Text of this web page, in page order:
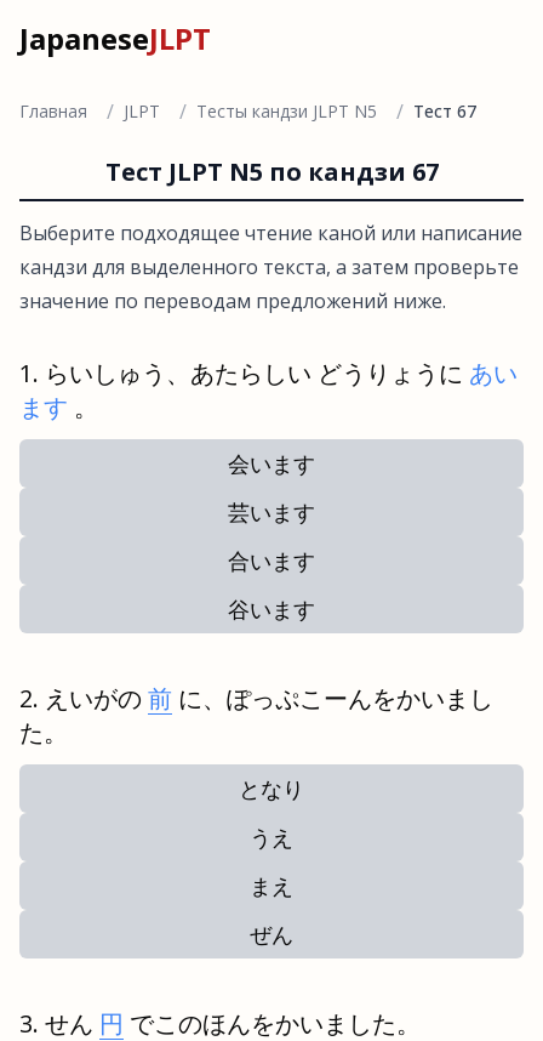
JapaneseJLPT
Главная / JLPT / Тесты кандзи JLPT N5 / Тест 67
Тест JLPT N5 по кандзи 67
Выберите подходящее чтение каной или написание
кандзи для выделенного текста, а затем проверьте
значение по переводам предложений ниже.
らいしゅう、あたらしい どうりょうに あい
ます 。
会います
芸います
合います
谷います
えいがの 前 に、ぽっぷこーんをかいまし
た。
となり
うえ
まえ
ぜん
せん 円 でこのほんをかいました。